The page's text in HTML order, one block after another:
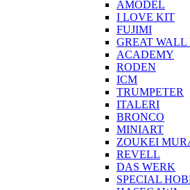
AMODEL
I LOVE KIT
FUJIMI
GREAT
ACADEMY
RODEN
ICM
TRUMPETER
ITALERI
BRONCO
MINIART
ZOUKEI
REVELL
DAS WERK
SPECIAL